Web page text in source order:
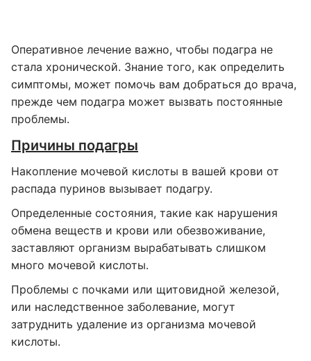
Оперативное лечение важно, чтобы подагра не
стала хронической. Знание того, как определить
симптомы, может помочь вам добраться до врача,
прежде чем подагра может вызвать постоянные
проблемы.
Причины подагры
Накопление мочевой кислоты в вашей крови от
распада пуринов вызывает подагру.
Определенные состояния, такие как нарушения
обмена веществ и крови или обезвоживание,
заставляют организм вырабатывать слишком
много мочевой кислоты.
Проблемы с почками или щитовидной железой,
или наследственное заболевание, могут
затруднить удаление из организма мочевой
кислоты.